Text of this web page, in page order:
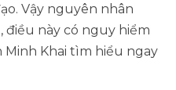
Vậy nguyên nhân
điều này có nguy hiểm
Minh Khai tìm hiểu ngay